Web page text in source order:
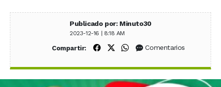
Publicado por: Minuto30
2023-12-16 | 8:18 AM
Compartir: Compartir en Facebook
Compartir en X (Twitter)
Compartir en WhatsApp
Comentarios